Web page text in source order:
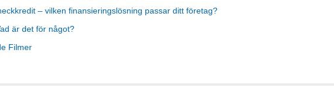
– vilken finansieringslösning passar ditt företag?
är det för något?
Filmer